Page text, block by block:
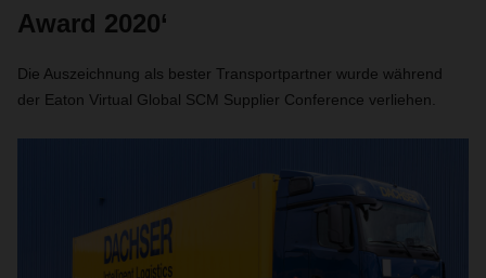
Award 2020‘
Die Auszeichnung als bester Transportpartner wurde während
der Eaton Virtual Global SCM Supplier Conference verliehen.